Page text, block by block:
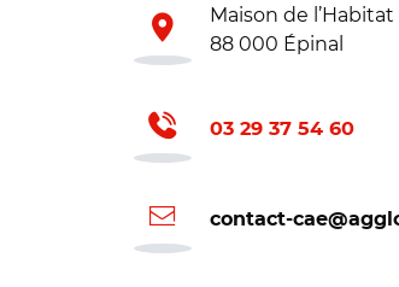
Maison de
88 000 Épinal
03 29 37 54 60
contact-